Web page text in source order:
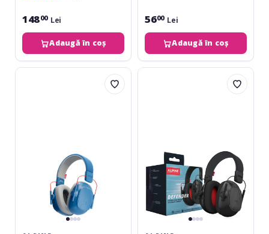
14800 Lei
Adaugă în coș
5600 Lei
Adaugă în coș
Alpine
Alpine